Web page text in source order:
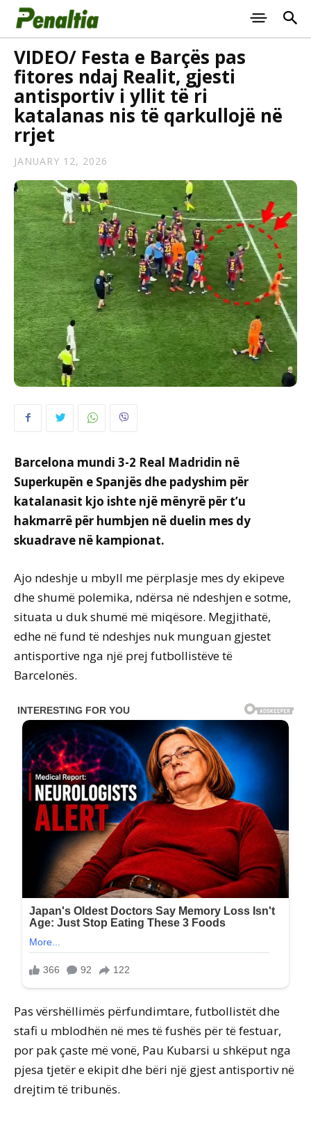
VIDEO/ Festa e Barçës pas
fitores ndaj Realit, gjesti
antisportiv i yllit të ri
katalanas nis të qarkullojë në
rrjet
JANUARY 12, 2026
Barcelona mundi 3-2 Real Madridin në
Superkupën e Spanjës dhe padyshim për
katalanasit kjo ishte një mënyrë për t’u
hakmarrë për humbjen në duelin mes dy
skuadrave në kampionat.
Ajo ndeshje u mbyll me përplasje mes dy ekipeve
dhe shumë polemika, ndërsa në ndeshjen e sotme,
situata u duk shumë më miqësore. Megjithatë,
edhe në fund të ndeshjes nuk munguan gjestet
antisportive nga një prej futbollistëve të
Barcelonës.
Pas vërshëllimës përfundimtare, futbollistët dhe
stafi u mblodhën në mes të fushës për të festuar,
por pak çaste më vonë, Pau Kubarsi u shkëput nga
pjesa tjetër e ekipit dhe bëri një gjest antisportiv në
drejtim të tribunës.